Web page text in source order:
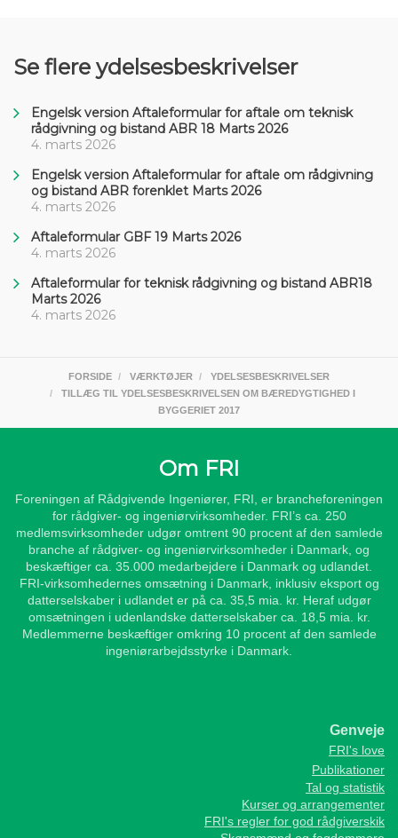
Se flere ydelsesbeskrivelser
Engelsk version Aftaleformular for aftale om teknisk
rådgivning og bistand ABR 18 Marts 2026
4. marts 2026
Engelsk version Aftaleformular for aftale om rådgivning
og bistand ABR forenklet Marts 2026
4. marts 2026
Aftaleformular GBF 19 Marts 2026
4. marts 2026
Aftaleformular for teknisk rådgivning og bistand ABR18
Marts 2026
4. marts 2026
FORSIDE VÆRKTØJER
YDELSESBESKRIVELSER
TILLÆG TIL YDELSESBESKRIVELSEN OM BÆREDYGTIGHED I
BYGGERIET 2017
Om FRI
Foreningen af Rådgivende Ingeniører, FRI, er brancheforeningen
for rådgiver- og ingeniørvirksomheder. FRI’s ca. 250
medlemsvirksomheder udgør omtrent 90 procent af den samlede
branche af rådgiver- og ingeniørvirksomheder i Danmark, og
beskæftiger ca. 35.000 medarbejdere i Danmark og udlandet.
FRI-virksomhedernes omsætning i Danmark, inklusiv eksport og
datterselskaber i udlandet er på ca. 35,5 mia. kr. Heraf udgør
omsætningen i udenlandske datterselskaber ca. 18,5 mia. kr.
Medlemmerne beskæftiger omkring 10 procent af den samlede
ingeniørarbejdsstyrke i Danmark.
Genveje
FRI's love
Publikationer
Tal og statistik
Kurser og arrangementer
FRI's regler for god rådgiverskik